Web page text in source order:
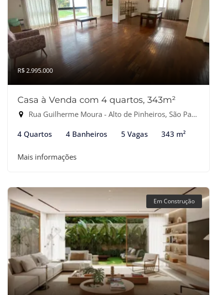
R$ 2.995.000
Casa à Venda com 4 quartos, 343m²
Rua Guilherme Moura - Alto de Pinheiros, São Paulo-SP
4 Quartos 4 Banheiros 5 Vagas 343 m²
Mais informações
Em Construção